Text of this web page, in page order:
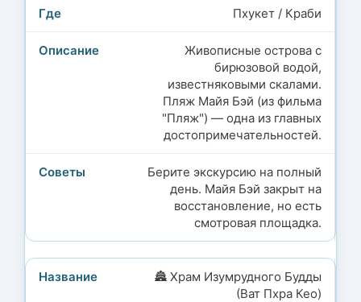
Пхукет / Краби
Живописные острова с
бирюзовой водой,
известняковыми скалами.
Пляж Майя Бэй (из фильма
"Пляж") — одна из главных
достопримечательностей.
Берите экскурсию на полный
день. Майя Бэй закрыт на
восстановление, но есть
смотровая площадка.
🏯 Храм Изумрудного Будды
(Ват Пхра Кео)